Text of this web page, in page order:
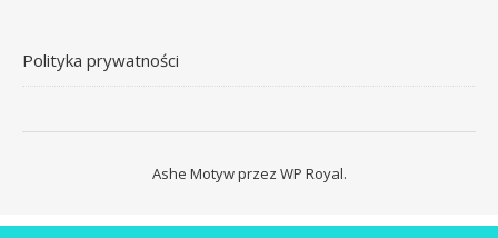
Polityka prywatności
Ashe Motyw przez WP Royal.